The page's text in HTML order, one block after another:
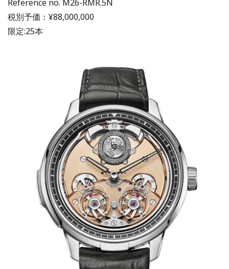
Reference no. M26-RMR.5N
税別予価：¥88,000,000
限定:25本